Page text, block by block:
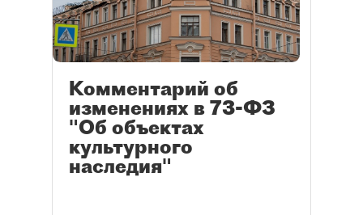
Комментарий об
изменениях в 73-ФЗ
"Об объектах
культурного
наследия"